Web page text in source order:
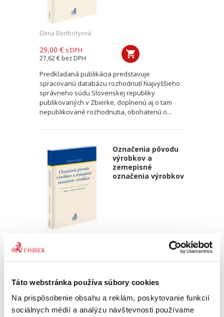
Táto webstránka používa súbory cookies
Na prispôsobenie obsahu a reklám, poskytovanie funkcií
sociálnych médií a analýzu návštevnosti používame
Elena Berthotyová
29,00 € s DPH
27,62 € bez DPH
Predkladaná publikácia predstavuje
spracovanú databázu rozhodnutí Najvyššieho
správneho súdu Slovenskej republiky
publikovaných v Zbierke, doplnenú aj o tam
nepublikované rozhodnutia, obohatenú o...
Označenia pôvodu
výrobkov a
zemepisné
označenia výrobkov
a kol.
28,00 €
26,67 €bez DPH
Pre odborníkov špecializujúcich sa na oblasť
duševného vlastníctva je okrem historického
vývoja označovania výrobkov dôležité poznať i
rozsudky a rozhodnutia Súdneho dvora EÚ vo